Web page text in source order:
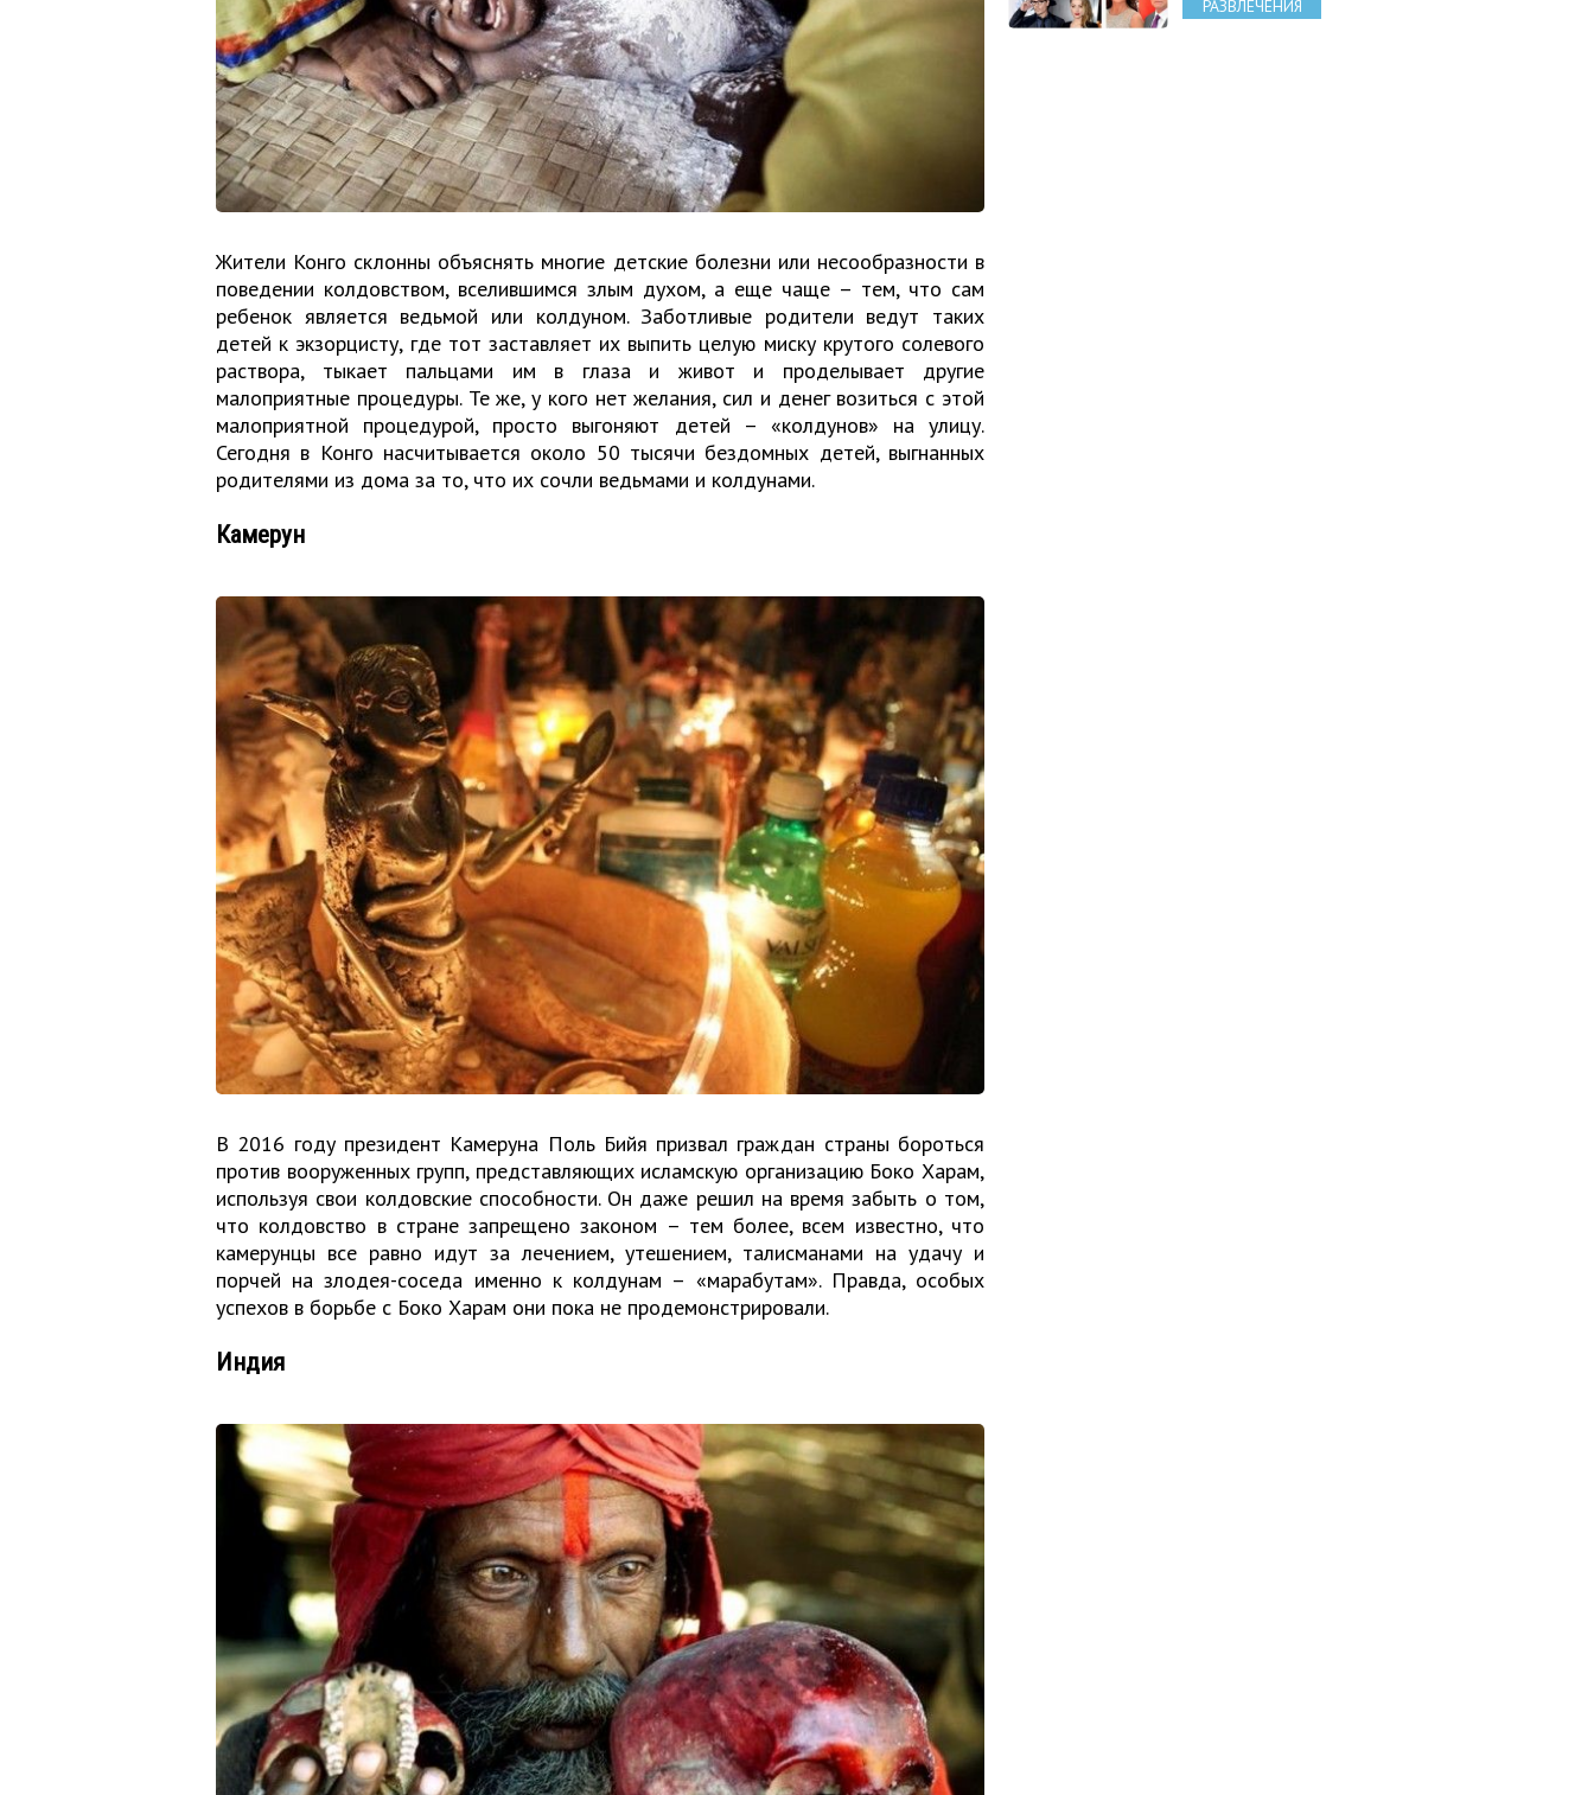
Жители Конго склонны объяснять многие детские болезни или несообразности в
поведении колдовством, вселившимся злым духом, а еще чаще – тем, что сам
ребенок является ведьмой или колдуном. Заботливые родители ведут таких
детей к экзорцисту, где тот заставляет их выпить целую миску крутого солевого
раствора, тыкает пальцами им в глаза и живот и проделывает другие
малоприятные процедуры. Те же, у кого нет желания, сил и денег возиться с этой
малоприятной процедурой, просто выгоняют детей – «колдунов» на улицу.
Сегодня в Конго насчитывается около 50 тысячи бездомных детей, выгнанных
родителями из дома за то, что их сочли ведьмами и колдунами.
Камерун
В 2016 году президент Камеруна Поль Бийя призвал граждан страны бороться
против вооруженных групп, представляющих исламскую организацию Боко Харам,
используя свои колдовские способности. Он даже решил на время забыть о том,
что колдовство в стране запрещено законом – тем более, всем известно, что
камерунцы все равно идут за лечением, утешением, талисманами на удачу и
порчей на злодея-соседа именно к колдунам – «марабутам». Правда, особых
успехов в борьбе с Боко Харам они пока не продемонстрировали.
Индия
РАЗВЛЕЧЕНИЯ